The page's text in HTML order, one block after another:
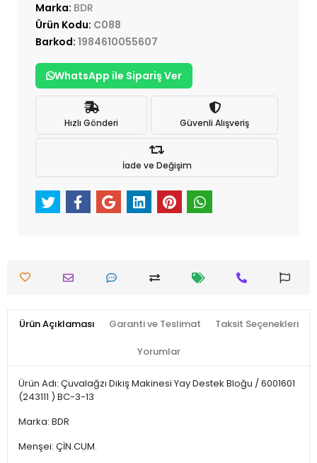
Marka: BDR
Ürün Kodu: C088
Barkod: 1984610055607
WhatsApp ile Sipariş Ver
Hızlı Gönderi Güvenli Alışveriş
İade ve Değişim
Ürün Açıklaması Garanti ve Teslimat Taksit Seçenekleri
Yorumlar
Ürün Adı: Çuvalağzı Dikiş Makinesi Yay Destek Bloğu / 6001601
(243111 ) BC-3-13
Marka: BDR
Menşei: ÇİN.CUM.